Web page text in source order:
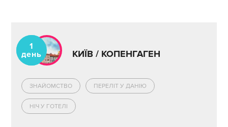
1
день
КИЇВ / КОПЕНГАГЕН
ЗНАЙОМСТВО ПЕРЕЛІТ У ДАНІЮ
НІЧ У ГОТЕЛІ